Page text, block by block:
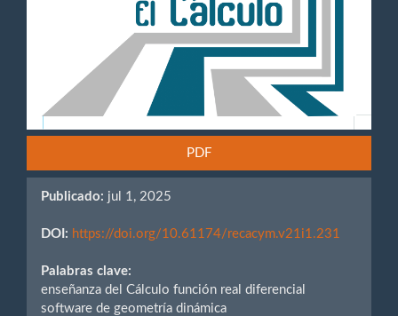
PDF
Publicado: jul 1, 2025
DOI: https://doi.org/10.61174/recacym.v21i1.231
Palabras clave:
enseñanza del Cálculo función real diferencial
software de geometría dinámica